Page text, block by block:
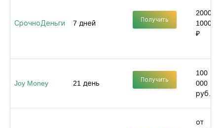
СрочноДеньги 7 дней Получить
2000 -
100000
₽
Joy Money 21 день Получить
100
000
руб.
от